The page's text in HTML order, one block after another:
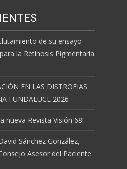
de su ensayo
la Retinosis Pigmentaria
EN LAS DISTROFIAS
FUNDALUCE 2026
nueva Revista Visión 68!
Sánchez González,
Asesor del Paciente